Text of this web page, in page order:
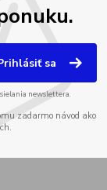
sa
newslettera.
zadarmo návod ako